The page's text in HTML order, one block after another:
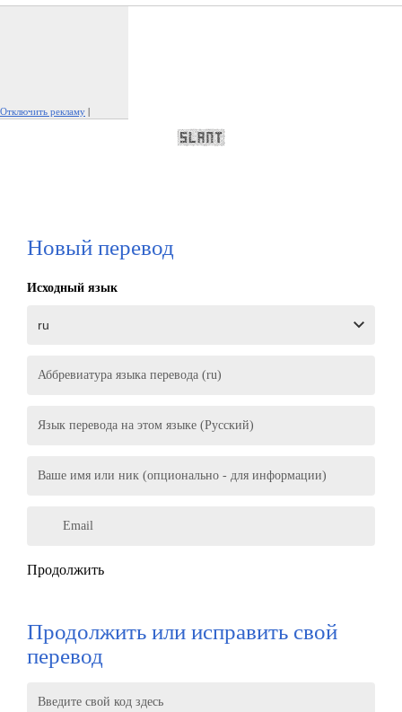
Отключить рекламу |
Новый перевод
Исходный язык
Аббревиатура языка перевода (ru)
Язык перевода на этом языке (Русский)
Ваше имя или ник (опционально - для информации)
Email
Продолжить
Продолжить или исправить свой
перевод
Введите свой код здесь